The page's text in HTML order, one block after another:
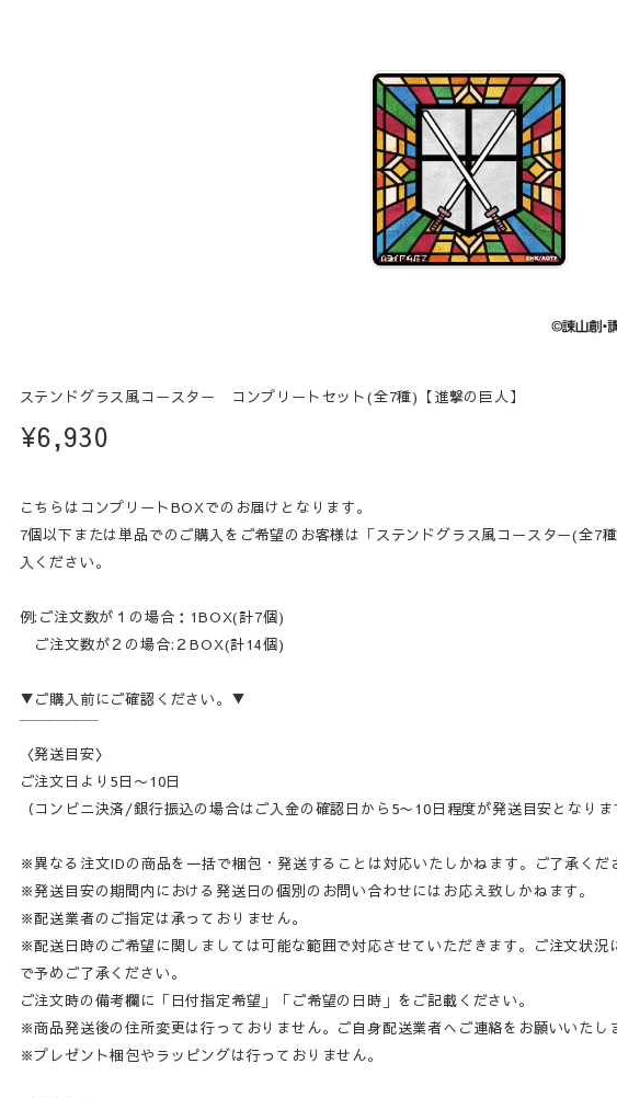
ステンドグラス風コースター コンプリートセット(全7種)【進撃の巨人】
¥6,930
こちらはコンプリートBOXでのお届けとなります。
7個以下または単品でのご購入をご希望のお客様は「ステンドグラス風コースター(全7
入ください。
例:ご注文数が１の場合：1BOX(計7個)
ご注文数が２の場合:２BOX(計14個)
▼ご購入前にご確認ください。▼
‾‾‾‾‾‾‾‾‾‾‾‾‾‾‾
〈発送目安〉
ご注文日より5日〜10日
（コンビニ決済/銀行振込の場合はご入金の確認日から5〜10日程度が発送目安となりま
※異なる注文IDの商品を一括で梱包・発送することは対応いたしかねます。ご了承くだ
※発送目安の期間内における発送日の個別のお問い合わせにはお応え致しかねます。
※配送業者のご指定は承っておりません。
※配送日時のご希望に関しましては可能な範囲で対応させていただきます。ご注文状況
で予めご了承ください。
ご注文時の備考欄に「日付指定希望」「ご希望の日時」をご記載ください。
※商品発送後の住所変更は行っておりません。ご自身配送業者へご連絡をお願いいたし
※プレゼント梱包やラッピングは行っておりません。